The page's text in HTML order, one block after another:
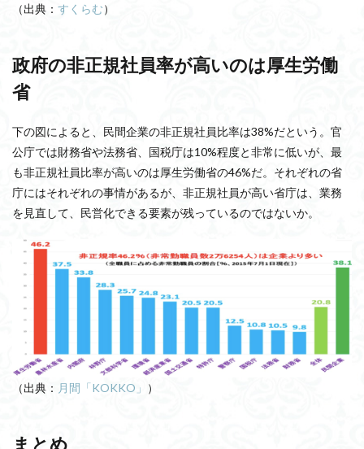
（出典： すくらむ）
政府の非正規社員率が高いのは厚生労働
省
下の図によると、民間企業の非正規社員比率は38%だという。官
公庁では財務省や法務省、国税庁は10%程度と非常に低いが、最
も非正規社員比率が高いのは厚生労働省の46%だ。それぞれの省
庁にはそれぞれの事情があるが、非正規社員が高い省庁は、業務
を見直して、民営化できる要素が残っているのではないか。
（出典： 月間「KOKKO」 ）
まとめ